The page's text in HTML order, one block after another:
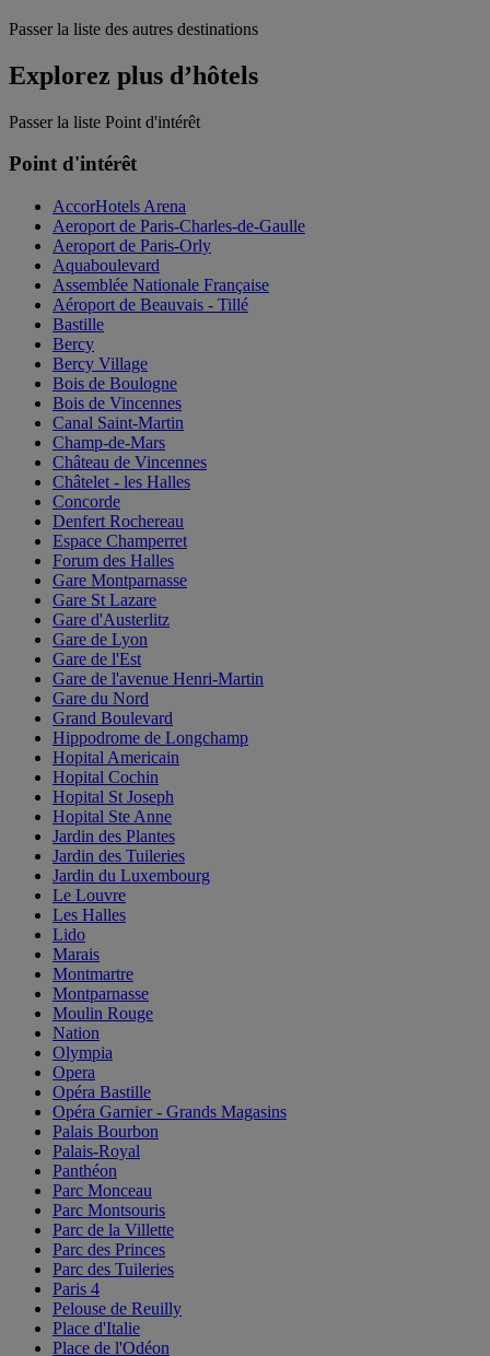
Passer la liste des autres destinations
Explorez plus d’hôtels
Passer la liste Point d'intérêt
Point d'intérêt
AccorHotels Arena
Aeroport de Paris-Charles-de-Gaulle
Aeroport de Paris-Orly
Aquaboulevard
Assemblée Nationale Française
Aéroport de Beauvais - Tillé
Bastille
Bercy
Bercy Village
Bois de Boulogne
Bois de Vincennes
Canal Saint-Martin
Champ-de-Mars
Château de Vincennes
Châtelet - les Halles
Concorde
Denfert Rochereau
Espace Champerret
Forum des Halles
Gare Montparnasse
Gare St Lazare
Gare d'Austerlitz
Gare de Lyon
Gare de l'Est
Gare de l'avenue Henri-Martin
Gare du Nord
Grand Boulevard
Hippodrome de Longchamp
Hopital Americain
Hopital Cochin
Hopital St Joseph
Hopital Ste Anne
Jardin des Plantes
Jardin des Tuileries
Jardin du Luxembourg
Le Louvre
Les Halles
Lido
Marais
Montmartre
Montparnasse
Moulin Rouge
Nation
Olympia
Opera
Opéra Bastille
Opéra Garnier - Grands Magasins
Palais Bourbon
Palais-Royal
Panthéon
Parc Monceau
Parc Montsouris
Parc de la Villette
Parc des Princes
Parc des Tuileries
Paris 4
Pelouse de Reuilly
Place d'Italie
Place de l'Odéon